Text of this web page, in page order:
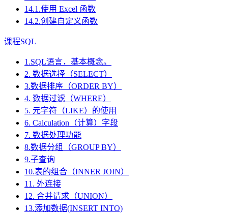
14.1.使用 Excel 函数
14.2.创建自定义函数
课程SQL
1.SQL语言，基本概念。
2. 数据选择（SELECT）
3.数据排序（ORDER BY）
4. 数据过滤（WHERE）
5. 元字符（LIKE）的使用
6. Calculation（计算）字段
7. 数据处理功能
8.数据分组（GROUP BY）
9.子查询
10.表的组合（INNER JOIN）
11. 外连接
12. 合并请求（UNION）
13.添加数据(INSERT INTO)